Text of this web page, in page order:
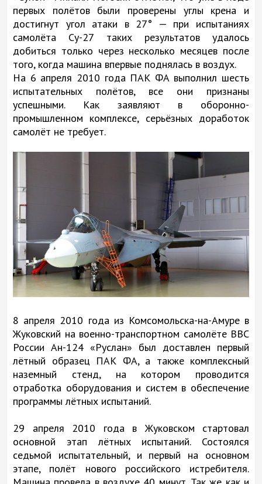
первых полётов были проверены углы крена и
достигнут угол атаки в 27° — при испытаниях
самолёта Су-27 таких результатов удалось
добиться только через несколько месяцев после
того, когда машина впервые поднялась в воздух.
На 6 апреля 2010 года ПАК ФА выполнил шесть
испытательных полётов, все они признаны
успешными. Как заявляют в оборонно-
промышленном комплексе, серьёзных доработок
самолёт не требует.
8 апреля 2010 года из Комсомольска-на-Амуре в
Жуковский на военно-транспортном самолёте ВВС
России Ан-124 «Руслан» был доставлен первый
лётный образец ПАК ФА, а также комплексный
наземный стенд, на котором проводится
отработка оборудования и систем в обеспечение
программы лётных испытаний.
29 апреля 2010 года в Жуковском стартовал
основной этап лётных испытаний. Состоялся
седьмой испытательный, и первый на основном
этапе, полёт нового российского истребителя.